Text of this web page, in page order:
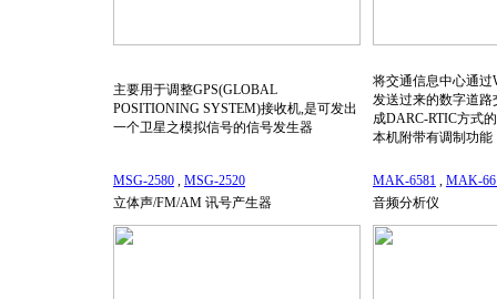
主要用于调整GPS(GLOBAL
POSITIONING SYSTEM)接收机,是可发出
一个卫星之模拟信号的信号发生器
将交通信息中心通过
发送过来的数字道
成DARC-RTIC方式
本机附带有调制功能
MSG-2580 , MSG-2520 MAK-6581 , MAK-
立体声/FM/AM 讯号产生器
音频分析仪